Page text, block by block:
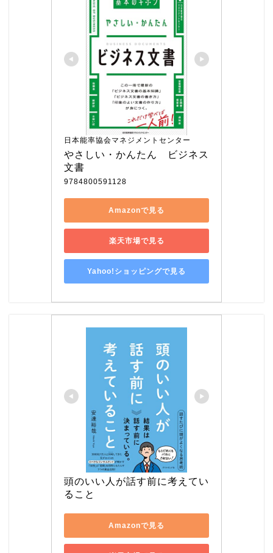
日本能率協会マネジメントセンター
やさしい・かんたん　ビジネス
文書
9784800591128
Amazonで見る
楽天市場で見る
Yahoo!ショッピングで見る
頭のいい人が話す前に考えてい
ること
Amazonで見る